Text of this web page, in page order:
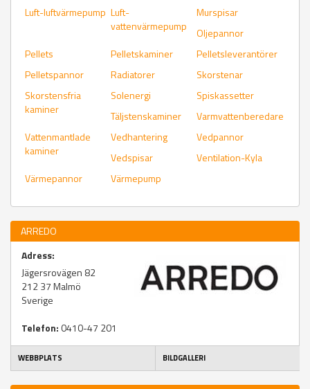
Luft-luftvärmepump Luft-
vattenvärmepump
Murspisar
Oljepannor
Pellets
Pelletskaminer
Pelletsleverantörer
Pelletspannor
Radiatorer
Skorstenar
Skorstensfria
kaminer
Solenergi
Spiskassetter
Täljstenskaminer
Varmvattenberedare
Vattenmantlade
kaminer
Vedhantering
Vedpannor
Vedspisar
Ventilation-Kyla
Värmepannor
Värmepump
ARREDO
Adress:
Jägersrovägen 82
212 37Malmö
Sverige
Telefon: 0410-47 201
WEBBPLATS BILDGALLERI